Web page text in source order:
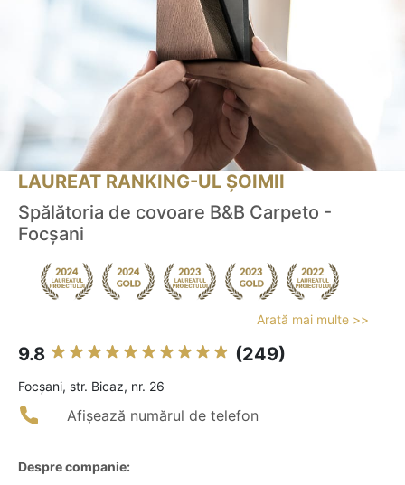
LAUREAT RANKING-UL ȘOIMII
Spălătoria de covoare B&B Carpeto -
Focșani
Arată mai multe >>
9.8 (249)
Focşani, str. Bicaz, nr. 26
Afișează numărul de telefon
Despre companie: